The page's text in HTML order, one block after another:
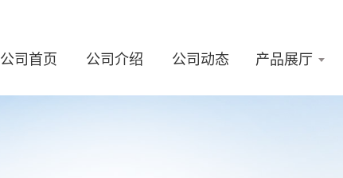
公司首页 公司介绍 公司动态 产品展厅